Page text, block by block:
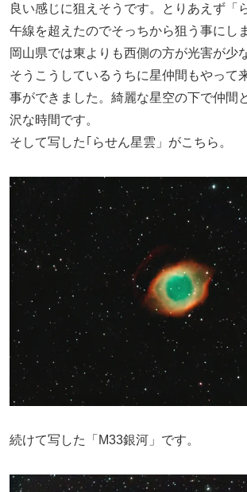
良い感じに狙えそうです。とりあえず「
午線を超えたのでそっちから狙う事にし
岡山県では東よりも西側の方が光害が少
そうこうしているうちに星仲間もやって
事ができました。綺麗な星空の下で仲間
沢な時間です。
そして写した｢らせん星雲」がこちら。
続けて写した「M33銀河」です。